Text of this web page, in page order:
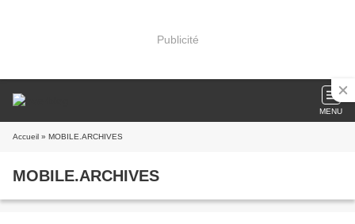
Publicité
MENU
Accueil » MOBILE.ARCHIVES
MOBILE.ARCHIVES